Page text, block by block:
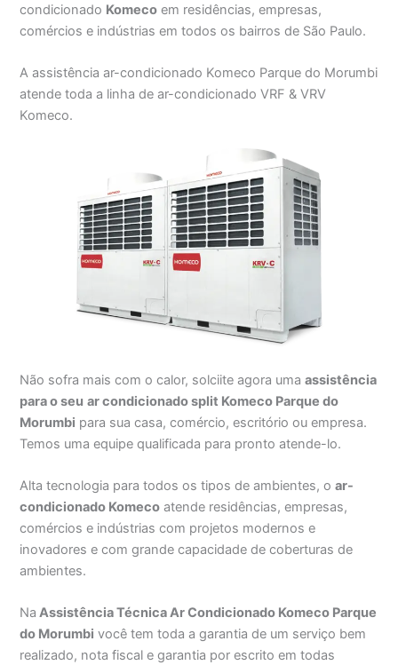
condicionado Komeco em residências, empresas,
comércios e indústrias em todos os bairros de São Paulo.
A assistência ar-condicionado Komeco Parque do Morumbi
atende toda a linha de ar-condicionado VRF & VRV
Komeco.
Não sofra mais com o calor, solciite agora umaassistência
para o seu ar condicionado split Komeco Parque do
Morumbi para sua casa, comércio, escritório ou empresa.
Temos uma equipe qualificada para pronto atende-lo.
Alta tecnologia para todos os tipos de ambientes, oar-
condicionado Komeco atende residências, empresas,
comércios e indústrias com projetos modernos e
inovadores e com grande capacidade de coberturas de
ambientes.
Na Assistência Técnica Ar Condicionado Komeco Parque
do Morumbi você tem toda a garantia de um serviço bem
realizado, nota fiscal e garantia por escrito em todas